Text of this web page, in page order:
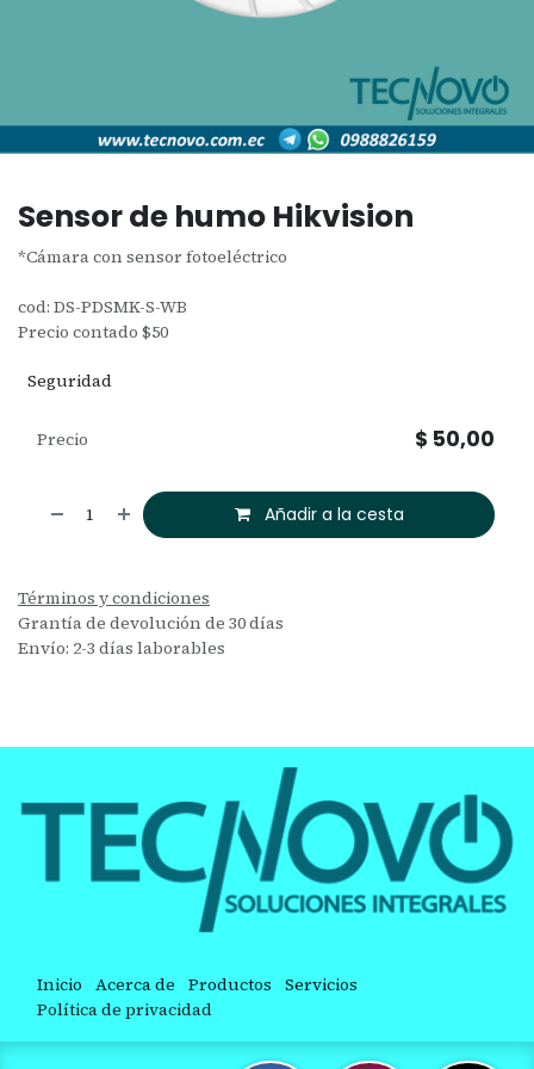
Sensor de humo Hikvision
*Cámara con sensor fotoeléctrico
cod: DS-PDSMK-S-WB
Precio contado $50
Seguridad
Añadir a la cesta
Precio $ 50,00
Términos y condiciones
Grantía de devolución de 30 días
Envío: 2-3 días laborables
Inicio Acerca de Productos Servicios
Política de privacidad